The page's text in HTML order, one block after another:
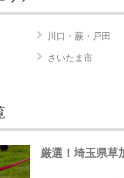
川口・蕨・戸田
さいたま市
厳選！埼玉県草